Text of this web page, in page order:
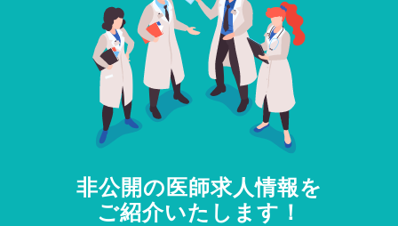
非公開の医師求人情報を
ご紹介いたします！